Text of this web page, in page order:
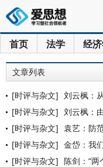
首页 法学 经
文章列表
[时评与杂文] 刘云枫：从两
[时评与杂文] 刘云枫：由
[时评与杂文] 袁艺：防
[时评与杂文] 金岱：我
[时评与杂文] 陈剑：“两个